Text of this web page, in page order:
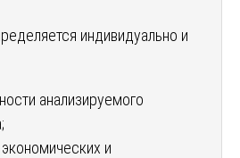
индивидуально и
анализируемого
и